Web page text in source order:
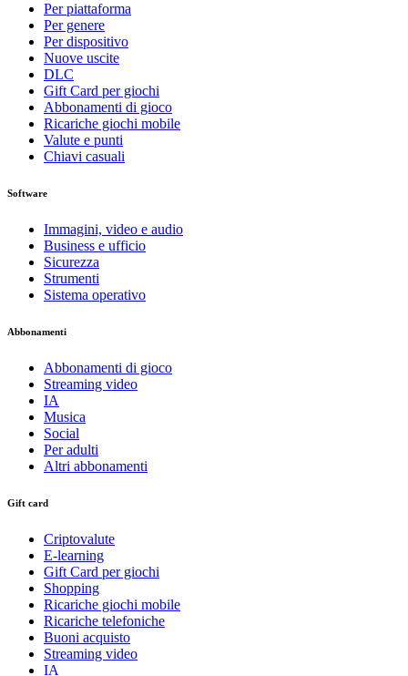
Per piattaforma
Per genere
Per dispositivo
Nuove uscite
DLC
Gift Card per giochi
Abbonamenti di gioco
Ricariche giochi mobile
Valute e punti
Chiavi casuali
Software
Immagini, video e audio
Business e ufficio
Sicurezza
Strumenti
Sistema operativo
Abbonamenti
Abbonamenti di gioco
Streaming video
IA
Musica
Social
Per adulti
Altri abbonamenti
Gift card
Criptovalute
E-learning
Gift Card per giochi
Shopping
Ricariche giochi mobile
Ricariche telefoniche
Buoni acquisto
Streaming video
IA